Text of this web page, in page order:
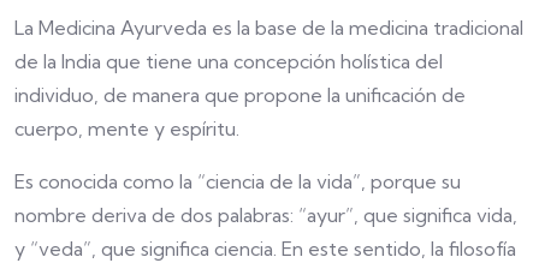
La Medicina Ayurveda es la base de la medicina tradicional
de la India que tiene una concepción holística del
individuo, de manera que propone la unificación de
cuerpo, mente y espíritu.
Es conocida como la “ciencia de la vida”, porque su
nombre deriva de dos palabras: “ayur”, que significa vida,
y “veda”, que significa ciencia. En este sentido, la filosofía